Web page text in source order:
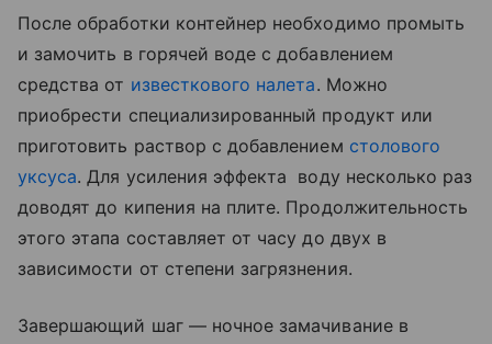
После обработки контейнер необходимо промыть
и замочить в горячей воде с добавлением
средства от известкового налета. Можно
приобрести специализированный продукт или
приготовить раствор с добавлением столового
уксуса. Для усиления эффекта воду несколько раз
доводят до кипения на плите. Продолжительность
этого этапа составляет от часу до двух в
зависимости от степени загрязнения.
Завершающий шаг — ночное замачивание в